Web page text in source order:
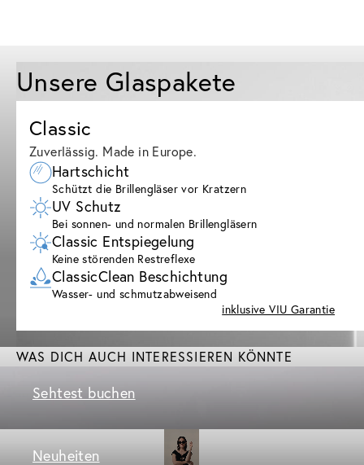
Unsere Glaspakete
Classic
Zuverlässig. Made in Europe.
Hartschicht
Schützt die Brillengläser vor Kratzern
UV Schutz
Bei sonnen- und normalen Brillengläsern
Classic Entspiegelung
Keine störenden Restreflexe
ClassicClean Beschichtung
Wasser- und schmutzabweisend
inklusive VIU Garantie
WAS DICH AUCH INTERESSIEREN KÖNNTE
Sehtest buchen
Neuheiten